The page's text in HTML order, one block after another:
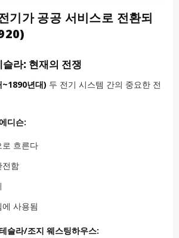
기가 공공 서비스로 전환되
라: 현재의 전쟁
년대) 두 전기 시스템 간의 중요한 전
디슨:
로 흐른다
전함
사용됨
슬라/조지 웨스팅하우스: